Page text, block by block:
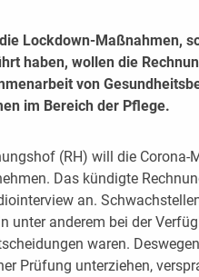
Lockdown-Maßnahmen,
haben, wollen die
von
im Bereich der Pflege.
(RH) will die
Das kündigte
an.
unter anderem bei der
waren.
Prüfung unterziehen,